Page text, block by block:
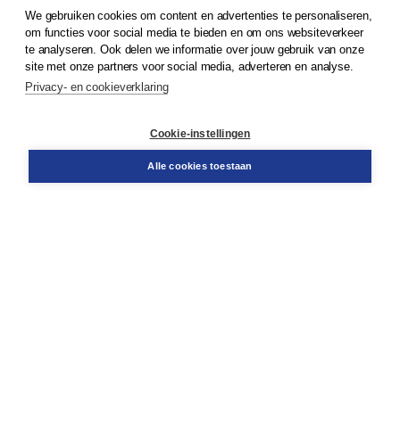
© 2026Koninklijke Boom uitgevers
Bestellen
We gebruiken cookies om content en advertenties te personaliseren,
om functies voor social media te bieden en om ons websiteverkeer
te analyseren. Ook delen we informatie over jouw gebruik van onze
site met onze partners voor social media, adverteren en analyse.
Privacy- en cookieverklaring
Cookie-instellingen
Alle cookies toestaan